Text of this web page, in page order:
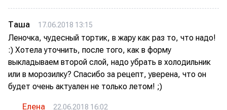
Таша 17.06.2018 13:15
Леночка, чудесный тортик, в жару как раз то, что надо!
:) Хотела уточнить, после того, как в форму
выкладываем второй слой, надо убрать в холодильник
или в морозилку? Спасибо за рецепт, уверена, что он
будет очень актуален не только летом! ;)
Елена 22.06.2018 16:02